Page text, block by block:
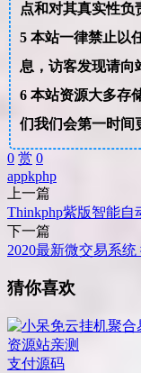
点和对其真实性负
5本站一律禁止以
息，访客发现请向
6本站资源大多存
们我们会第一时间
0 赏 0
appkphp
上一篇
Thinkphp紫版智能
下一篇
2020最新微交易系
猜你喜欢
支付源码